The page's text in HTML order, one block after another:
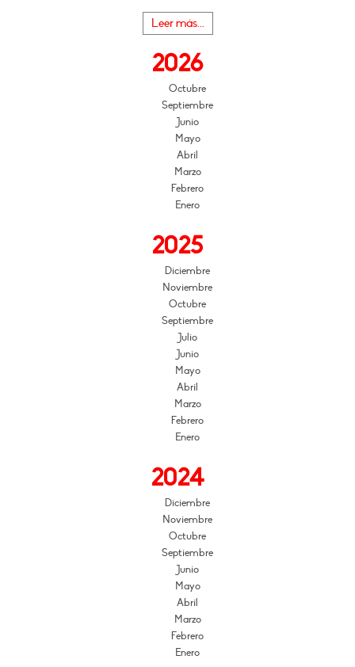
Leer más...
2026
Octubre
Septiembre
Junio
Mayo
Abril
Marzo
Febrero
Enero
2025
Diciembre
Noviembre
Octubre
Septiembre
Julio
Junio
Mayo
Abril
Marzo
Febrero
Enero
2024
Diciembre
Noviembre
Octubre
Septiembre
Junio
Mayo
Abril
Marzo
Febrero
Enero